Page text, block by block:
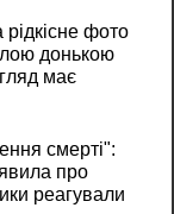
фото
донькою
має
смерті":
про
реагували